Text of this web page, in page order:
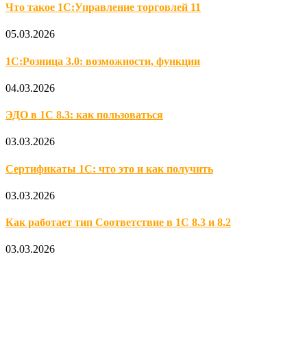
Что такое 1С:Управление торговлей 11
05.03.2026
1С:Розница 3.0: возможности, функции
04.03.2026
ЭДО в 1С 8.3: как пользоваться
03.03.2026
Сертификаты 1С: что это и как получить
03.03.2026
Как работает тип Соответствие в 1С 8.3 и 8.2
03.03.2026